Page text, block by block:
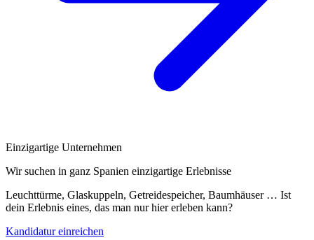
Einzigartige Unternehmen
Wir suchen in ganz Spanien einzigartige Erlebnisse
Leuchttürme, Glaskuppeln, Getreidespeicher, Baumhäuser … Ist
dein Erlebnis eines, das man nur hier erleben kann?
Kandidatur einreichen